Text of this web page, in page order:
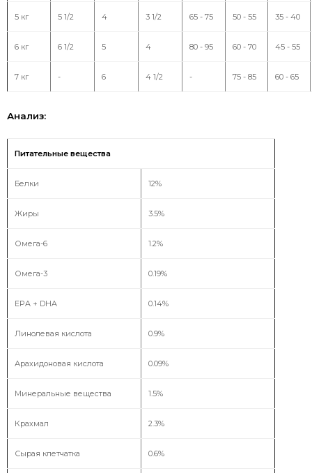
5 кг 5 1/2 4 3 1/2 65 - 75 50 - 55 35 - 40
6 кг 6 1/2 5 4 80 - 95 60 - 70 45 - 55
7 кг - 6 4 1/2 - 75 - 85 60 - 65
Анализ:
Питательные вещества
Белки 12%
Жиры 3.5%
Омега-6 1.2%
Омега-3 0.19%
EPA + DHA 0.14%
Линолевая кислота 0.9%
Арахидоновая кислота 0.09%
Минеральные вещества 1.5%
Крахмал 2.3%
Сырая клетчатка 0.6%